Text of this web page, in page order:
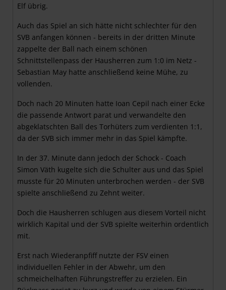
Elf übrig.
Auch das Spiel an sich hätte nicht schlechter für den
SVB anfangen können - bereits in der dritten Minute
zappelte der Ball nach einem schönen
Schnittstellenpass der Hausherren zum 1:0 im Netz -
Sebastian May hatte anschließend keine Mühe, zu
vollenden.
Doch nach 20 Minuten hatte Ioan Cepil nach einer Ecke
die passende Antwort parat und verwandelte den
abgeklatschten Ball des Torhüters zum verdienten 1:1,
da der SVB sich immer mehr in das Spiel kämpfte.
In der 37. Minute dann jedoch der Schock - Coach
Simon Väth kugelte sich die Schulter aus und das Spiel
musste für 20 Minuten unterbrochen werden - der SVB
spielte anschließend zu Zehnt weiter.
Doch die Hausherren schlugen aus diesem Vorteil nicht
wirklich Kapital und der SVB spielte weiterhin ordentlich
mit.
Erst nach Wiederanpfiff nutzte der FSV einen
individuellen Fehler in der Abwehr, um den
schmeichelhaften Führungstreffer zu erzielen. Ein